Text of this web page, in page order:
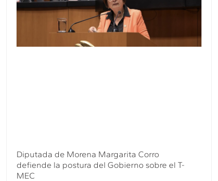
Diputada de Morena Margarita Corro
defiende la postura del Gobierno sobre el T-
MEC